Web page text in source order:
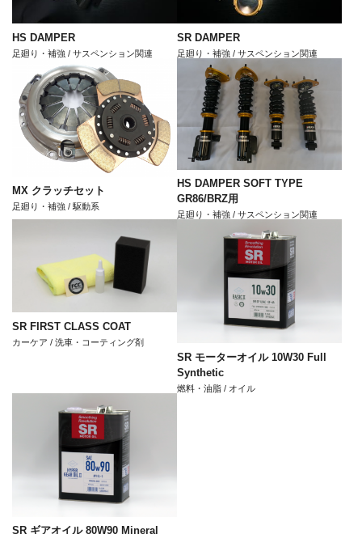
HS DAMPER
足廻り・補強 / サスペンション関連
SR DAMPER
足廻り・補強 / サスペンション関連
MX クラッチセット
足廻り・補強 / 駆動系
HS DAMPER SOFT TYPE
GR86/BRZ用
足廻り・補強 / サスペンション関連
SR FIRST CLASS COAT
カーケア / 洗車・コーティング剤
SR モーターオイル 10W30 Full
Synthetic
燃料・油脂 / オイル
SR ギアオイル 80W90 Mineral